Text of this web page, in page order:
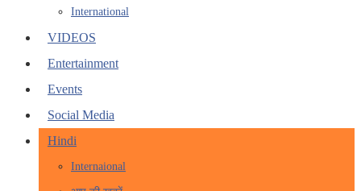
International
VIDEOS
Entertainment
Events
Social Media
Hindi
Internaional